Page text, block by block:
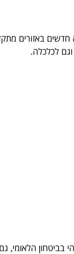
חדשים באזורים
לכלכלה.